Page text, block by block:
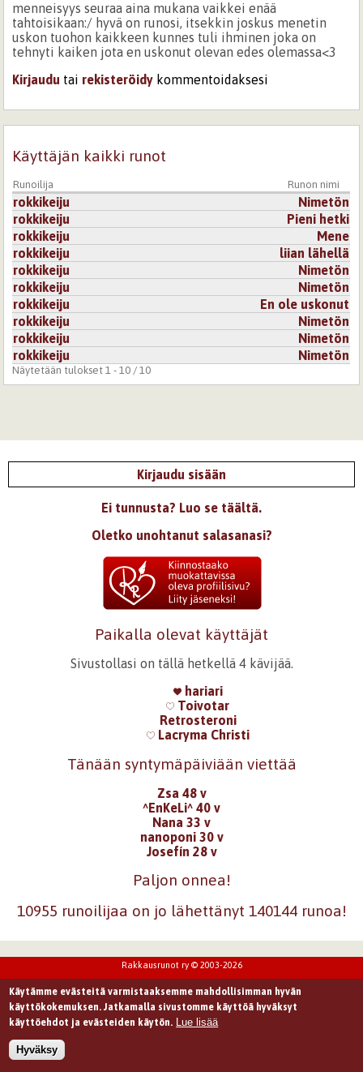
menneisyys seuraa aina mukana vaikkei enää
tahtoisikaan:/ hyvä on runosi, itsekkin joskus menetin
uskon tuohon kaikkeen kunnes tuli ihminen joka on
tehnyti kaiken jota en uskonut olevan edes olemassa<3
Kirjaudu tai rekisteröidy kommentoidaksesi
Käyttäjän kaikki runot
Runoilija Runon nimi
rokkikeiju
Nimetön
rokkikeiju
Pieni hetki
rokkikeiju
Mene
rokkikeiju
liian lähellä
rokkikeiju
Nimetön
rokkikeiju
Nimetön
rokkikeiju
En ole uskonut
rokkikeiju
Nimetön
rokkikeiju
Nimetön
rokkikeiju
Nimetön
Näytetään tulokset 1 - 10 / 10
Kirjaudu sisään
Ei tunnusta? Luo se täältä.
Oletko unohtanut salasanasi?
Paikalla olevat käyttäjät
Sivustollasi on tällä hetkellä 4 kävijää.
hariari
Toivotar
Retrosteroni
Lacryma Christi
Tänään syntymäpäiviään viettää
Zsa 48 v
^EnKeLi^ 40 v
Nana 33 v
nanoponi 30 v
Josefín 28 v
Paljon onnea!
10955 runoilijaa on jo lähettänyt 140144 runoa!
Rakkausrunot ry © 2003-2026
Käytämme evästeitä varmistaaksemme mahdollisimman hyvän
käyttökokemuksen. Jatkamalla sivustomme käyttöä hyväksyt
käyttöehdot ja evästeiden käytön. Lue lisää
Hyväksy